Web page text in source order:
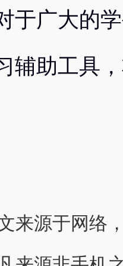
于广大的
辅助工具
来源于网络